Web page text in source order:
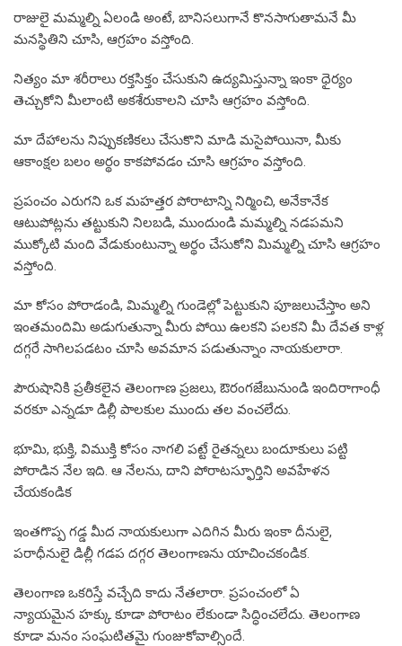
రాజులై మమ్మల్ని ఏలండి అంటే, బానిసలుగానే కొనసాగుతామనే మీ
మనస్థితిని చూసి, ఆగ్రహం వస్తోంది.
నిత్యం మా శరీరాలు రక్తసిక్తం చేసుకుని ఉద్యమిస్తున్నా ఇంకా ధైర్యం
తెచ్చుకోని మీలాంటి అకశేరుకాలని చూసి ఆగ్రహం వస్తోంది.
మా దేహాలను నిప్పుకణికలు చేసుకొని మాడి మసైపోయినా, మీకు
ఆకాంక్షల బలం అర్థం కాకపోవడం చూసి ఆగ్రహం వస్తోంది.
ప్రపంచం ఎరుగని ఒక మహత్తర పోరాటాన్ని నిర్మించి, అనేకానేక
ఆటుపోట్లను తట్టుకుని నిలబడి, ముందుండి మమ్మల్ని నడపమని
ముక్కోటి మంది వేడుకుంటున్నా అర్థం చేసుకోని మిమ్మల్ని చూసి ఆగ్రహం
వస్తోంది.
మా కోసం పోరాడండి, మిమ్మల్ని గుండెల్లో పెట్టుకుని పూజలుచేస్తాం అని
ఇంతమందిమి అడుగుతున్నా మీరు పోయి ఉలకని పలకని మీ దేవత కాళ్ల
దగ్గరే సాగిలపడటం చూసి అవమాన పడుతున్నాం నాయకులారా.
పౌరుషానికి ప్రతీకలైన తెలంగాణ ప్రజలు, ఔరంగజేబునుండి ఇందిరాగాంధీ
వరకూ ఎన్నడూ డిల్లీ పాలకుల ముందు తల వంచలేదు.
భూమి, భుక్తి, విముక్తి కోసం నాగలి పట్టే రైతన్నలు బందూకులు పట్టి
పోరాడిన నేల ఇది. ఆ నేలను, దాని పోరాటస్ఫూర్తిని అవహేళన
చేయకండిక
ఇంతగొప్ప గడ్డ మీద నాయకులుగా ఎదిగిన మీరు ఇంకా దీనులై,
పరాధీనులై డిల్లీ గడప దగ్గర తెలంగాణను యాచించకండిక.
తెలంగాణ ఒకరిస్తే వచ్చేది కాదు నేతలారా. ప్రపంచంలో ఏ
న్యాయమైన హక్కు కూడా పోరాటం లేకుండా సిద్ధించలేదు. తెలంగాణ
కూడా మనం సంఘటితమై గుంజుకోవాల్సిందే.